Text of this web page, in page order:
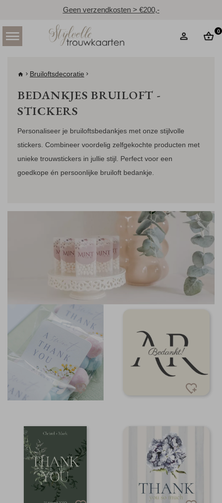
Geen verzendkosten > €200,-
0
Bruiloftsdecoratie
BEDANKJES BRUILOFT -
STICKERS
Personaliseer je bruiloftsbedankjes met onze stijlvolle
stickers. Combineer voordelig zelfgekochte producten met
unieke trouwstickers in jullie stijl. Perfect voor een
goedkope én persoonlijke bruiloft bedankje.